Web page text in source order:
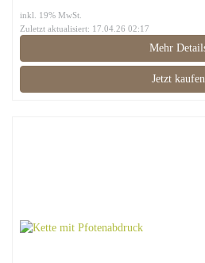
inkl. 19% MwSt.
Zuletzt aktualisiert: 17.04.26 02:17
Mehr
Jetzt kaufen